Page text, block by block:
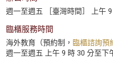
週一至週五 ［臺灣時間］ 上午
臨櫃服務時間
海外教育（預約制， 臨櫃諮詢預
週一至週五 上午 9 時 30 分至下